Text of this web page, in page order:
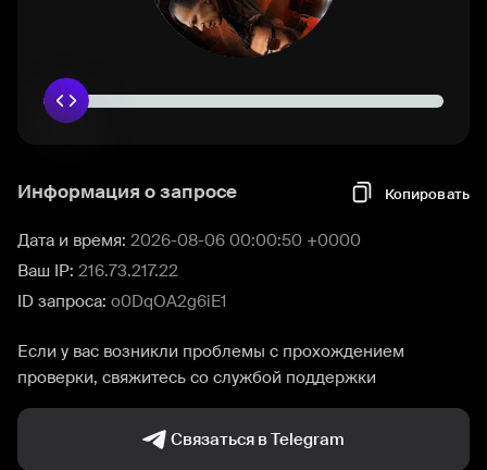
Информация о запросе Копировать
Дата и время: 2026-08-06 00:00:50 +0000
Ваш IP: 216.73.217.22
ID запроса: o0DqOA2g6iE1
Если у вас возникли проблемы с прохождением
проверки, свяжитесь со службой поддержки
Связаться в Telegram